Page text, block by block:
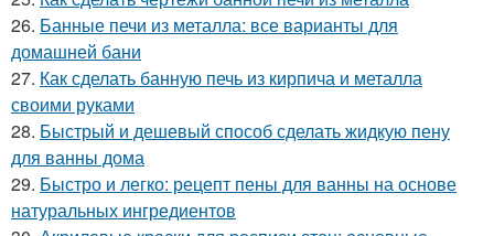
26. Банные печи из металла: все варианты для
домашней бани
27. Как сделать банную печь из кирпича и металла
своими руками
28. Быстрый и дешевый способ сделать жидкую пену
для ванны дома
29. Быстро и легко: рецепт пены для ванны на основе
натуральных ингредиентов